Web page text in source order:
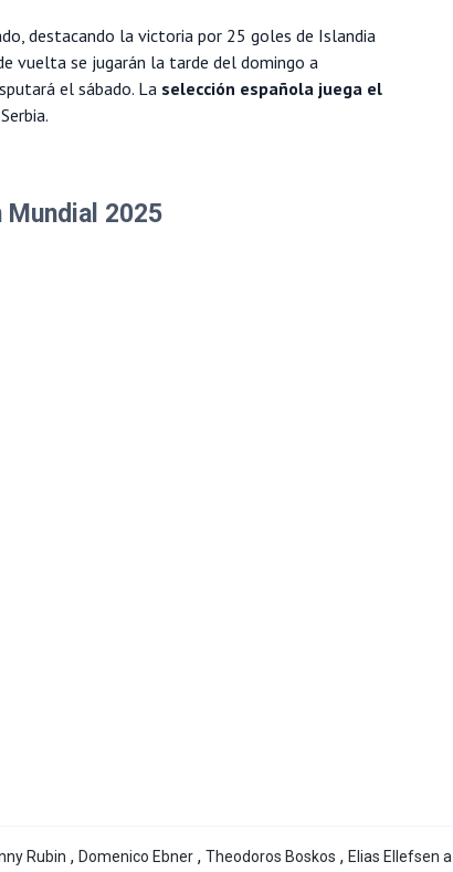
destacando la victoria por 25 goles de Islandia
vuelta se jugarán la tarde del domingo a
el sábado. La selección española juega el
2025
Rubin , Domenico Ebner , Theodoros Boskos , Elias Ellefsen a